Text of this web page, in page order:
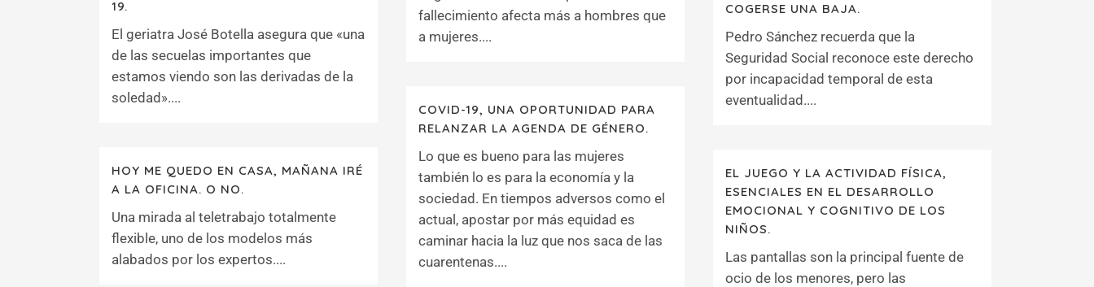
fallecimiento afecta más a hombres que
a mujeres....
19.
El geriatra José Botella asegura que «una
de las secuelas importantes que
estamos viendo son las derivadas de la
soledad»....
COGERSE UNA BAJA.
Pedro Sánchez recuerda que la
Seguridad Social reconoce este derecho
por incapacidad temporal de esta
eventualidad....
COVID-19, UNA OPORTUNIDAD PARA
RELANZAR LA AGENDA DE GÉNERO.
Lo que es bueno para las mujeres
también lo es para la economía y la
sociedad. En tiempos adversos como el
actual, apostar por más equidad es
caminar hacia la luz que nos saca de las
cuarentenas....
HOY ME QUEDO EN CASA, MAÑANA IRÉ
A LA OFICINA. O NO.
Una mirada al teletrabajo totalmente
flexible, uno de los modelos más
alabados por los expertos....
EL JUEGO Y LA ACTIVIDAD FÍSICA,
ESENCIALES EN EL DESARROLLO
EMOCIONAL Y COGNITIVO DE LOS
NIÑOS.
Las pantallas son la principal fuente de
ocio de los menores, pero las